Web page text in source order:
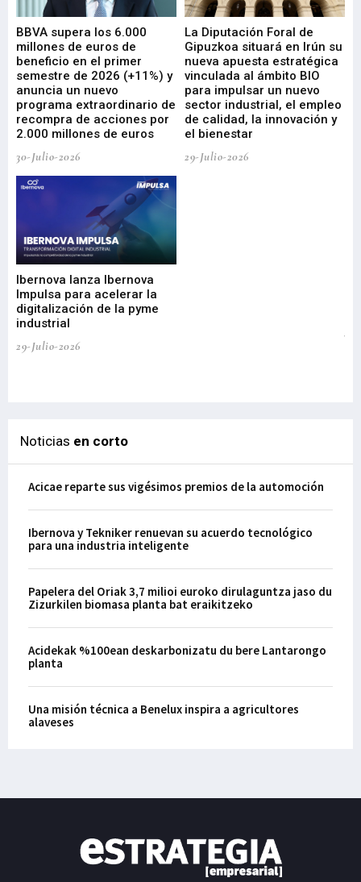
BBVA supera los 6.000
millones de euros de
beneficio en el primer
semestre de 2026 (+11%) y
anuncia un nuevo
programa extraordinario de
recompra de acciones por
2.000 millones de euros
30-Julio-2026
La Diputación Foral de
Gipuzkoa situará en Irún su
nueva apuesta estratégica
vinculada al ámbito BIO
para impulsar un nuevo
sector industrial, el empleo
de calidad, la innovación y
el bienestar
29-Julio-2026
Ibernova lanza Ibernova
Impulsa para acelerar la
digitalización de la pyme
industrial
29-Julio-2026
Noticias en corto
Acicae reparte sus vigésimos premios de la automoción
Ibernova y Tekniker renuevan su acuerdo tecnológico
para una industria inteligente
Papelera del Oriak 3,7 milioi euroko dirulaguntza jaso du
Zizurkilen biomasa planta bat eraikitzeko
Acidekak %100ean deskarbonizatu du bere Lantarongo
planta
Una misión técnica a Benelux inspira a agricultores
alaveses